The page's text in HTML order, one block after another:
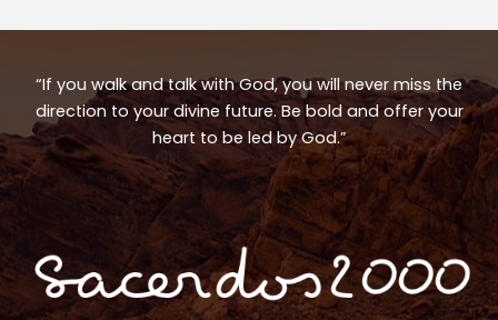
“If you walk and talk with God, you will never miss the
direction to your divine future. Be bold and offer your
heart to be led by God.”